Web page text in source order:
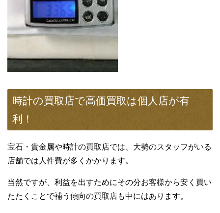
時計の買取店で高価買取は個人店が有
利！
宝石・貴金属や時計の買取店では、大勢のスタッフがいる
店舗では人件費が多くかかります。
当然ですが、利益を出すためにその分お客様から安く買い
たたくことで補う傾向の買取店も中にはあります。